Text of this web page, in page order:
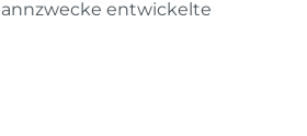
entwickelte